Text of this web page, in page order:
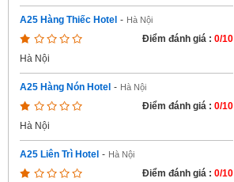
A25 Hàng Thiếc Hotel - Hà Nội
Điểm đánh giá : 0/10
Hà Nội
A25 Hàng Nón Hotel - Hà Nội
Điểm đánh giá : 0/10
Hà Nội
A25 Liên Trì Hotel - Hà Nội
Điểm đánh giá : 0/10